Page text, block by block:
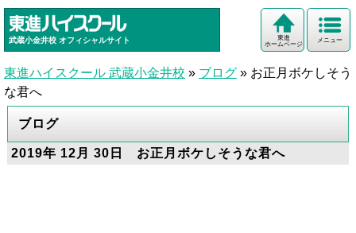
武蔵小金井校 オフィシャルサイト メニュー
東進
ホームページ
東進ハイスクール 武蔵小金井校 » ブログ » お正月ボケしそう
な君へ
ブログ
2019年 12月 30日 お正月ボケしそうな君へ